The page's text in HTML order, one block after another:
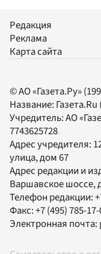
Редакция
Реклама
Карта сайта
© АО «Газета.Ру»
Название: Газета.Ru
Учредитель:АО
7743625728
Адрес учредителя:
улица, дом 67
Адрес редакции и
Варшавское шоссе,
Телефон редакции:
Факс:+7 (495) 785-
Электронная почта: